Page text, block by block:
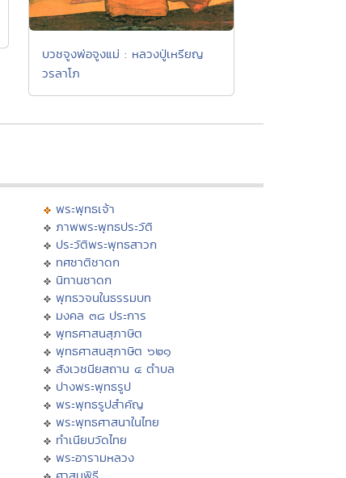
บวชจูงพ่อจูงแม่ : หลวงปู่เหรียญ
วรลาโภ
พระพุทธเจ้า
ภาพพระพุทธประวัติ
ประวัติพระพุทธสาวก
ทศชาติชาดก
นิทานชาดก
พุทธวจนในธรรมบท
มงคล ๓๘ ประการ
พุทธศาสนสุภาษิต
พุทธศาสนสุภาษิต ๖๒๑
สังเวชนียสถาน ๔ ตำบล
ปางพระพุทธรูป
พระพุทธรูปสำคัญ
พระพุทธศาสนาในไทย
ทำเนียบวัดไทย
พระอารามหลวง